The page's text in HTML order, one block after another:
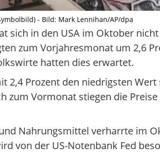
- Bild: Mark Lennihan/AP/dpa
sich in den USA im Oktober
zum Vorjahresmonat um 2,6
hatten dies erwartet.
2,4 Prozent den niedrigsten
zum Vormonat stiegen die
Nahrungsmittel verharrte im
von der US-Notenbank Fed